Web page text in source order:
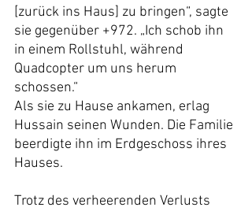
[zurück ins Haus] zu bringen“, sagte
sie gegenüber +972. „Ich schob ihn
in einem Rollstuhl, während
Quadcopter um uns herum
schossen.“
Als sie zu Hause ankamen, erlag
Hussain seinen Wunden. Die Familie
beerdigte ihn im Erdgeschoss ihres
Hauses.
Trotz des verheerenden Verlusts